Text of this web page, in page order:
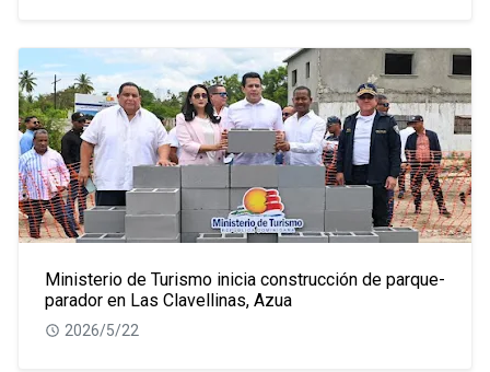
Ministerio de Turismo inicia construcción de parque-
parador en Las Clavellinas, Azua
2026/5/22